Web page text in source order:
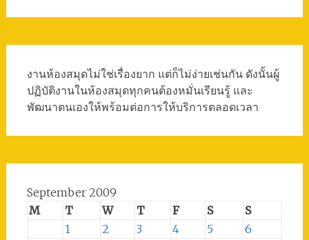
งานห้องสมุดไม่ใช่เรื่องยาก แต่ก็ไม่ง่ายเช่นกัน ดังนั้นผู้
ปฏิบัติงานในห้องสมุดทุกคนต้องหมั่นเรียนรู้ และ
พัฒนาตนเองให้พร้อมต่อการให้บริการตลอดเวลา
September 2009
M
T W T F S
S
1
2 3 4 5
6